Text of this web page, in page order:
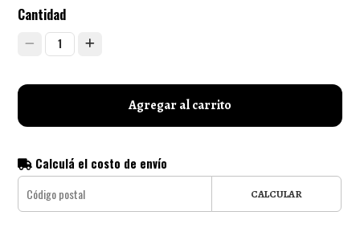
Cantidad
1
Agregar al carrito
Calculá el costo de envío
CALCULAR